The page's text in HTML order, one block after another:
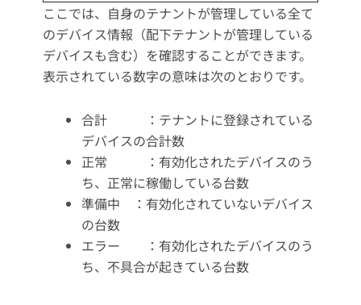
ここでは、自身のテナントが管理している全て
のデバイス情報（配下テナントが管理している
デバイスも含む）を確認することができます。
表示されている数字の意味は次のとおりです。
合計 ：テナントに登録されている
デバイスの合計数
正常 ：有効化されたデバイスのう
ち、正常に稼働している台数
準備中 ：有効化されていないデバイス
の台数
エラー ：有効化されたデバイスのう
ち、不具合が起きている台数